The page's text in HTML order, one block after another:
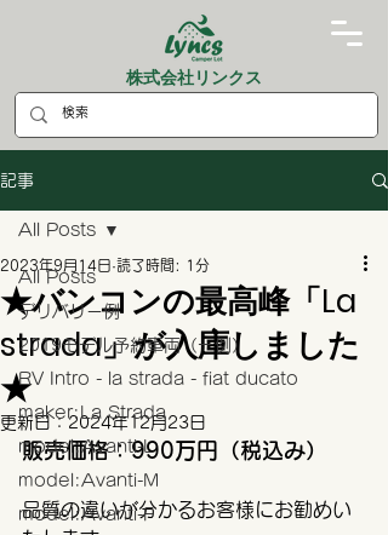
株式会社リンクス
記事
All Posts
デリバリー例
2019モデル予約車両（一例）
RV Intro - la strada - fiat ducato
maker:La Strada
model:Avanti-L
model:Avanti-M
model:Avanti-F
All Posts
★バンコンの最高峰「La
strada」が入庫しました
★
2023年9月14日 読了時間: 1分
更新日：2024年12月23日
販売価格：990万円（税込み）
品質の違いが分かるお客様にお勧めい